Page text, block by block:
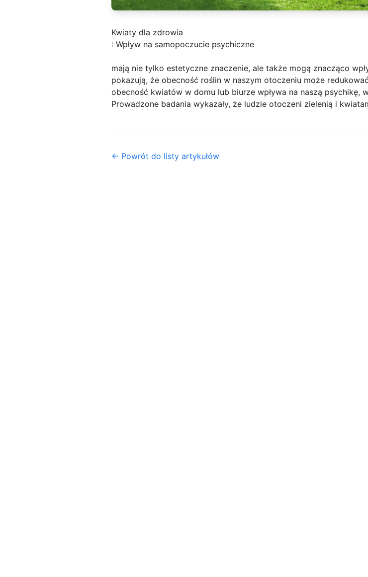
Kwiaty dla zdrowia
: Wpływ na samopoczucie psychiczne
mają nie tylko estetyczne znaczenie, ale także mogą znacząco
pokazują, że obecność roślin w naszym otoczeniu może
obecność kwiatów w domu lub biurze wpływa na naszą psychikę,
Prowadzone badania wykazały, że ludzie otoczeni zielenią i
← Powrót do listy artykułów